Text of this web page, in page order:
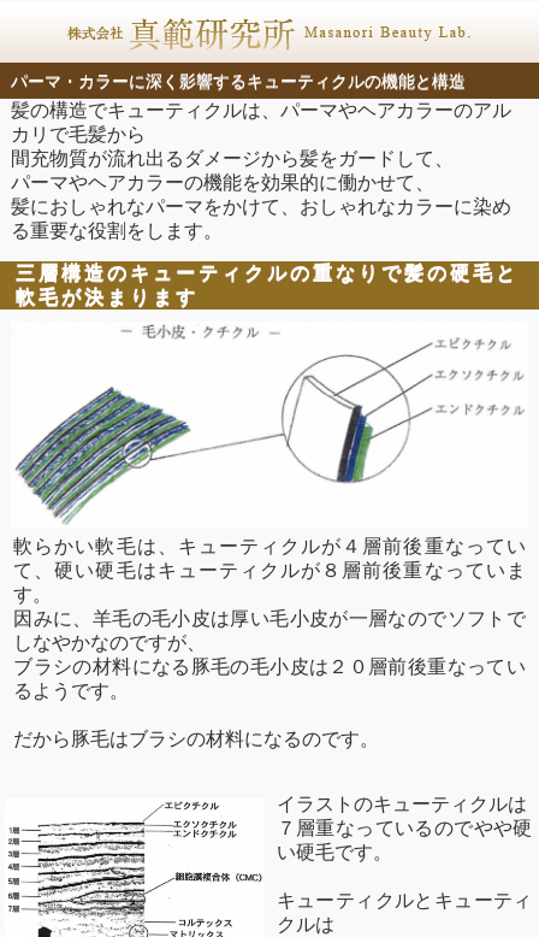
パーマ・カラーに深く影響するキューティクルの機能と構造
髪の構造でキューティクルは、パーマやヘアカラーのアル
カリで毛髪から
間充物質が流れ出るダメージから髪をガードして、
パーマやヘアカラーの機能を効果的に働かせて、
髪におしゃれなパーマをかけて、おしゃれなカラーに染め
る重要な役割をします。
三層構造のキューティクルの重なりで髪の硬毛と
軟毛が決まります
軟らかい軟毛は、キューティクルが４層前後重なってい
て、硬い硬毛はキューティクルが８層前後重なっていま
す。
因みに、羊毛の毛小皮は厚い毛小皮が一層なのでソフトで
しなやかなのですが、
ブラシの材料になる豚毛の毛小皮は２０層前後重なってい
るようです。
だから豚毛はブラシの材料になるのです。
イラストのキューティクルは
７層重なっているのでやや硬
い硬毛です。
キューティクルとキューティ
クルは